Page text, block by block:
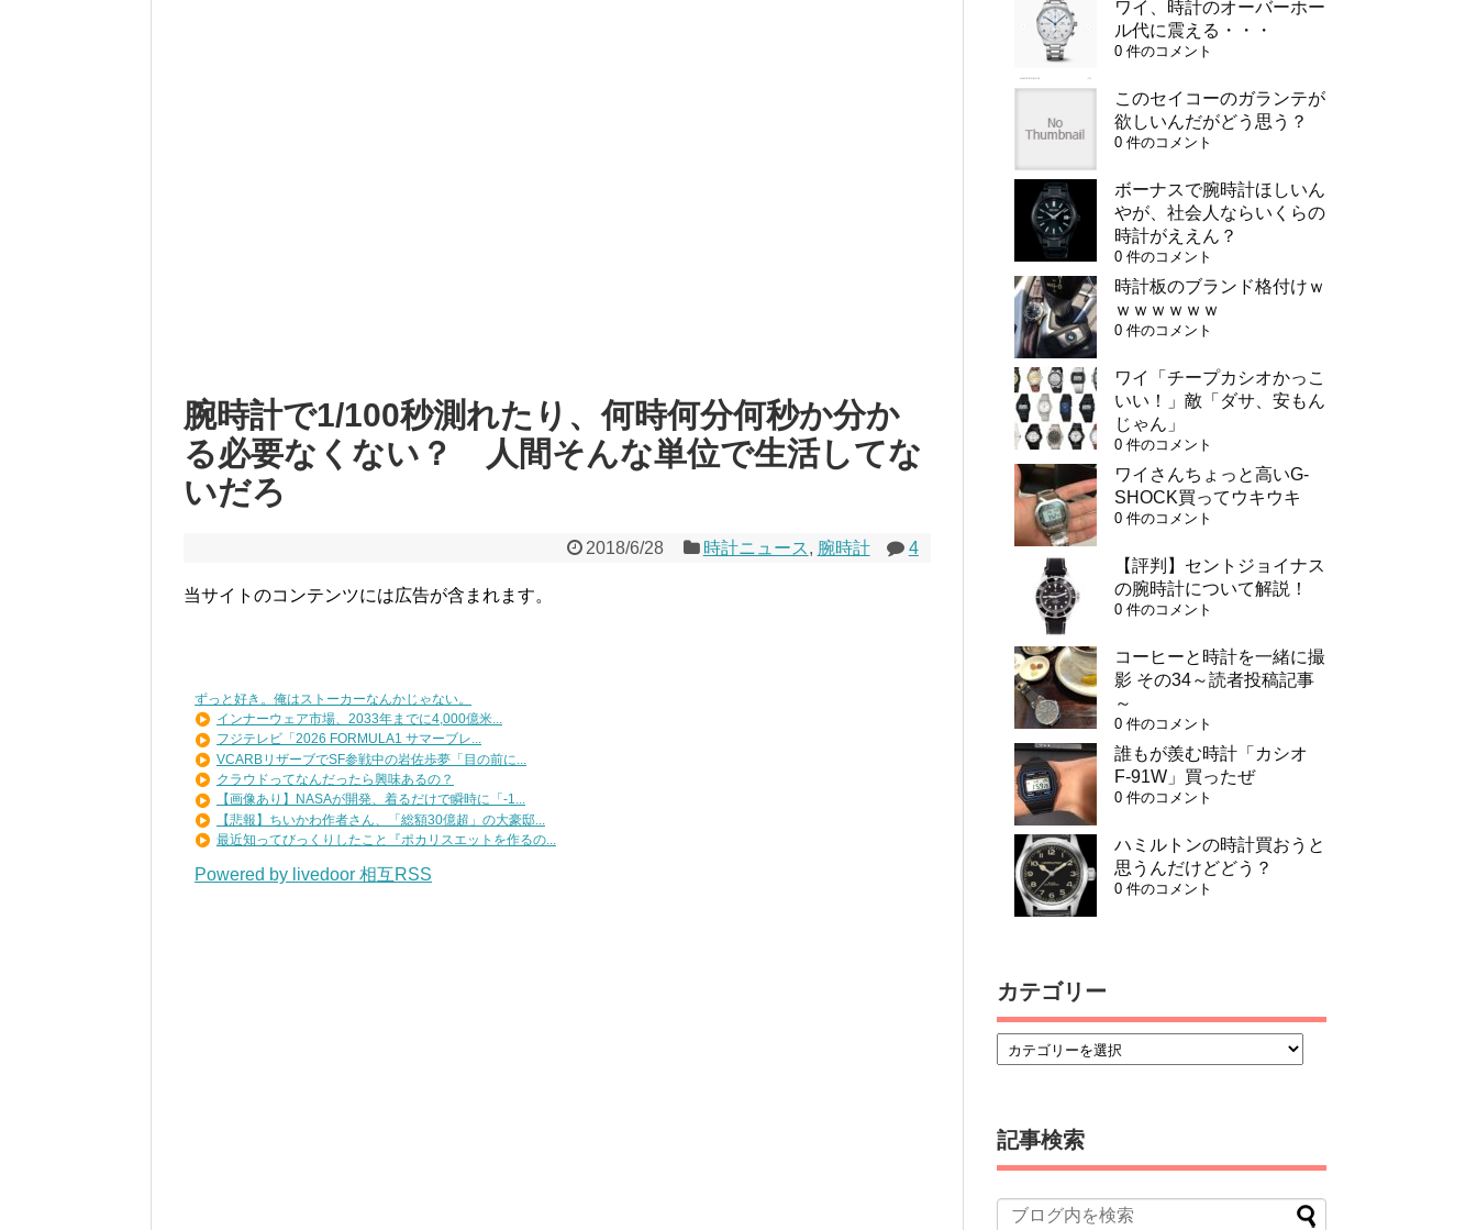
腕時計で1/100秒測れたり、何時何分何秒か分か
る必要なくない？ 人間そんな単位で生活してな
いだろ
2018/6/28 時計ニュース, 腕時計 4
当サイトのコンテンツには広告が含まれます。
ずっと好き。俺はストーカーなんかじゃない。
インナーウェア市場、2033年までに4,000億米...
フジテレビ「2026 FORMULA1 サマーブレ...
VCARBリザーブでSF参戦中の岩佐歩夢「目の前に...
クラウドってなんだったら興味あるの？
【画像あり】NASAが開発、着るだけで瞬時に「-1...
【悲報】ちいかわ作者さん、「総額30億超」の大豪邸...
最近知ってびっくりしたこと『ポカリスエットを作るの...
Powered by livedoor 相互RSS
ワイ、時計のオーバーホー
ル代に震える・・・
0 件のコメント
このセイコーのガランテが
欲しいんだがどう思う？
0 件のコメント
ボーナスで腕時計ほしいん
やが、社会人ならいくらの
時計がええん？
0 件のコメント
時計板のブランド格付けｗ
ｗｗｗｗｗｗ
0 件のコメント
ワイ「チープカシオかっこ
いい！」敵「ダサ、安もん
じゃん」
0 件のコメント
ワイさんちょっと高いG-
SHOCK買ってウキウキ
0 件のコメント
【評判】セントジョイナス
の腕時計について解説！
0 件のコメント
コーヒーと時計を一緒に撮
影 その34～読者投稿記事
～
0 件のコメント
誰もが羨む時計「カシオ
F-91W」買ったぜ
0 件のコメント
ハミルトンの時計買おうと
思うんだけどどう？
0 件のコメント
カテゴリー
記事検索